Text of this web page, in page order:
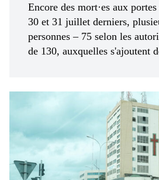
Encore des mort·es aux
30 et 31 juillet derniers,
personnes – 75 selon les
de 130, auxquelles s'ajoutent